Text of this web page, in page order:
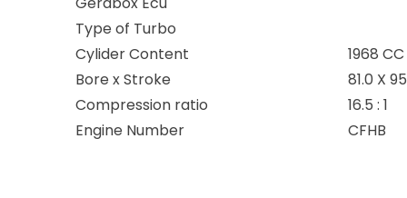
Type of Turbo
Cylider Content
1968 CC
Bore x Stroke
81.0 X
Compression ratio
16.5 : 1
Engine Number
CFHB